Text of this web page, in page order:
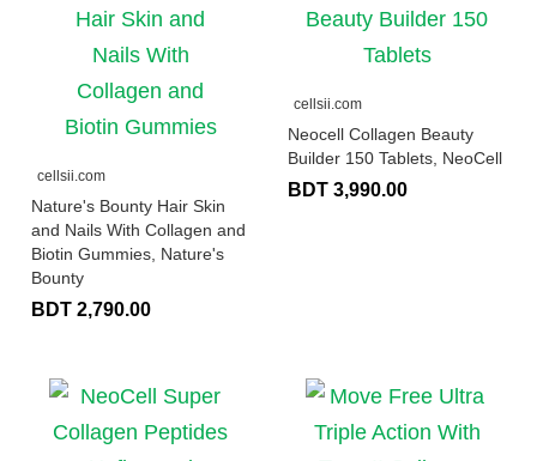
cellsii.com
Nature's Bounty Hair Skin
and Nails With Collagen and
Biotin Gummies, Nature's
Bounty
BDT 2,790.00
cellsii.com
Neocell Collagen Beauty
Builder 150 Tablets, NeoCell
BDT 3,990.00